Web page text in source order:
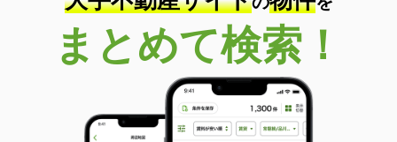
まとめて検索！